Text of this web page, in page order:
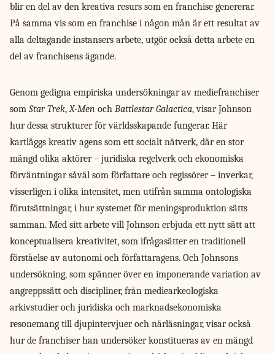
blir en del av den kreativa resurs som en franchise genererar.
På samma vis som en franchise i någon mån är ett resultat av
alla deltagande instansers arbete, utgör också detta arbete en
del av franchisens ägande.
Genom gedigna empiriska undersökningar av mediefranchiser
som Star Trek,X-Men och Battlestar Galactica, visar Johnson
hur dessa strukturer för världsskapande fungerar. Här
kartläggs kreativ agens som ett socialt nätverk, där en stor
mängd olika aktörer – juridiska regelverk och ekonomiska
förväntningar såväl som författare och regissörer – inverkar,
visserligen i olika intensitet, men utifrån samma ontologiska
förutsättningar, i hur systemet för meningsproduktion sätts
samman. Med sitt arbete vill Johnson erbjuda ett nytt sätt att
konceptualisera kreativitet, som ifrågasätter en traditionell
förståelse av autonomi och författaragens. Och Johnsons
undersökning, som spänner över en imponerande variation av
angreppssätt och discipliner, från mediearkeologiska
arkivstudier och juridiska och marknadsekonomiska
resonemang till djupintervjuer och närläsningar, visar också
hur de franchiser han undersöker konstitueras av en mängd